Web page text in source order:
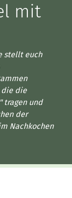
mit
stellt euch
die die
tragen und
der
Nachkochen